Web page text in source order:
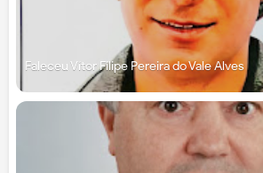
Faleceu Vítor Filipe Pereira do Vale Alves